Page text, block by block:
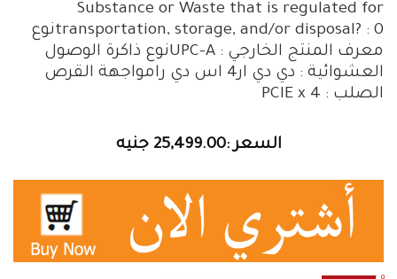
Substance or Waste that is regulated for
transportation, storage, and/or disposal? : 0نوع
معرف المنتج الخارجي : UPC-Aنوع ذاكرة الوصول
العشوائية : دي دي ار4 اس دي رامواجهة القرص
الصلب : PCIE x 4
السعر :25,499.00 جنيه
0